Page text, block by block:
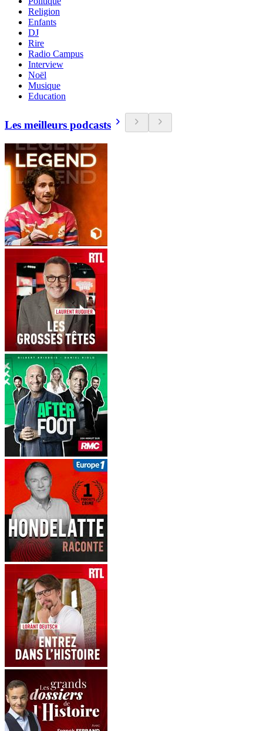
Religion
Enfants
DJ
Rire
Radio Campus
Interview
Noël
Musique
Education
Les meilleurs podcasts